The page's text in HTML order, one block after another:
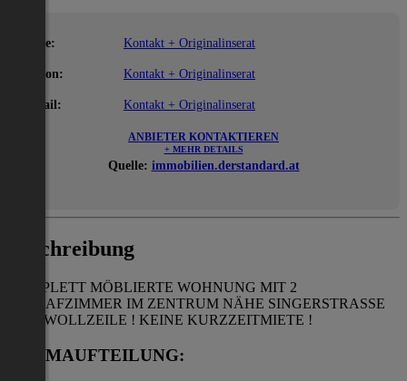
Name: Kontakt + Originalinserat
Telefon: Kontakt + Originalinserat
E-Mail: Kontakt + Originalinserat
ANBIETER KONTAKTIEREN
+ MEHR DETAILS
Quelle: immobilien.derstandard.at
Beschreibung
KOMPLETT MÖBLIERTE WOHNUNG MIT 2
SCHLAFZIMMER IM ZENTRUM NÄHE SINGERSTRASSE
UND WOLLZEILE ! KEINE KURZZEITMIETE !
RAUMAUFTEILUNG: